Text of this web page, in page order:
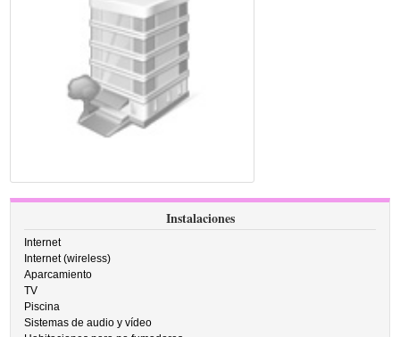
Instalaciones
Internet
Internet (wireless)
Aparcamiento
TV
Piscina
Sistemas de audio y vídeo